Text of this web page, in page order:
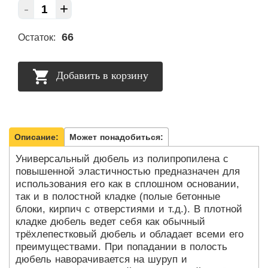
- +
Остаток: 66
Добавить в корзину
Описание: Может понадобиться:
Универсальный дюбель из полипропилена с
повышенной эластичностью предназначен для
использования его как в сплошном основании,
так и в полостной кладке (полые бетонные
блоки, кирпич с отверстиями и т.д.). В плотной
кладке дюбель ведет себя как обычный
трёхлепестковый дюбель и обладает всеми его
преимуществами. При попадании в полость
дюбель наворачивается на шуруп и